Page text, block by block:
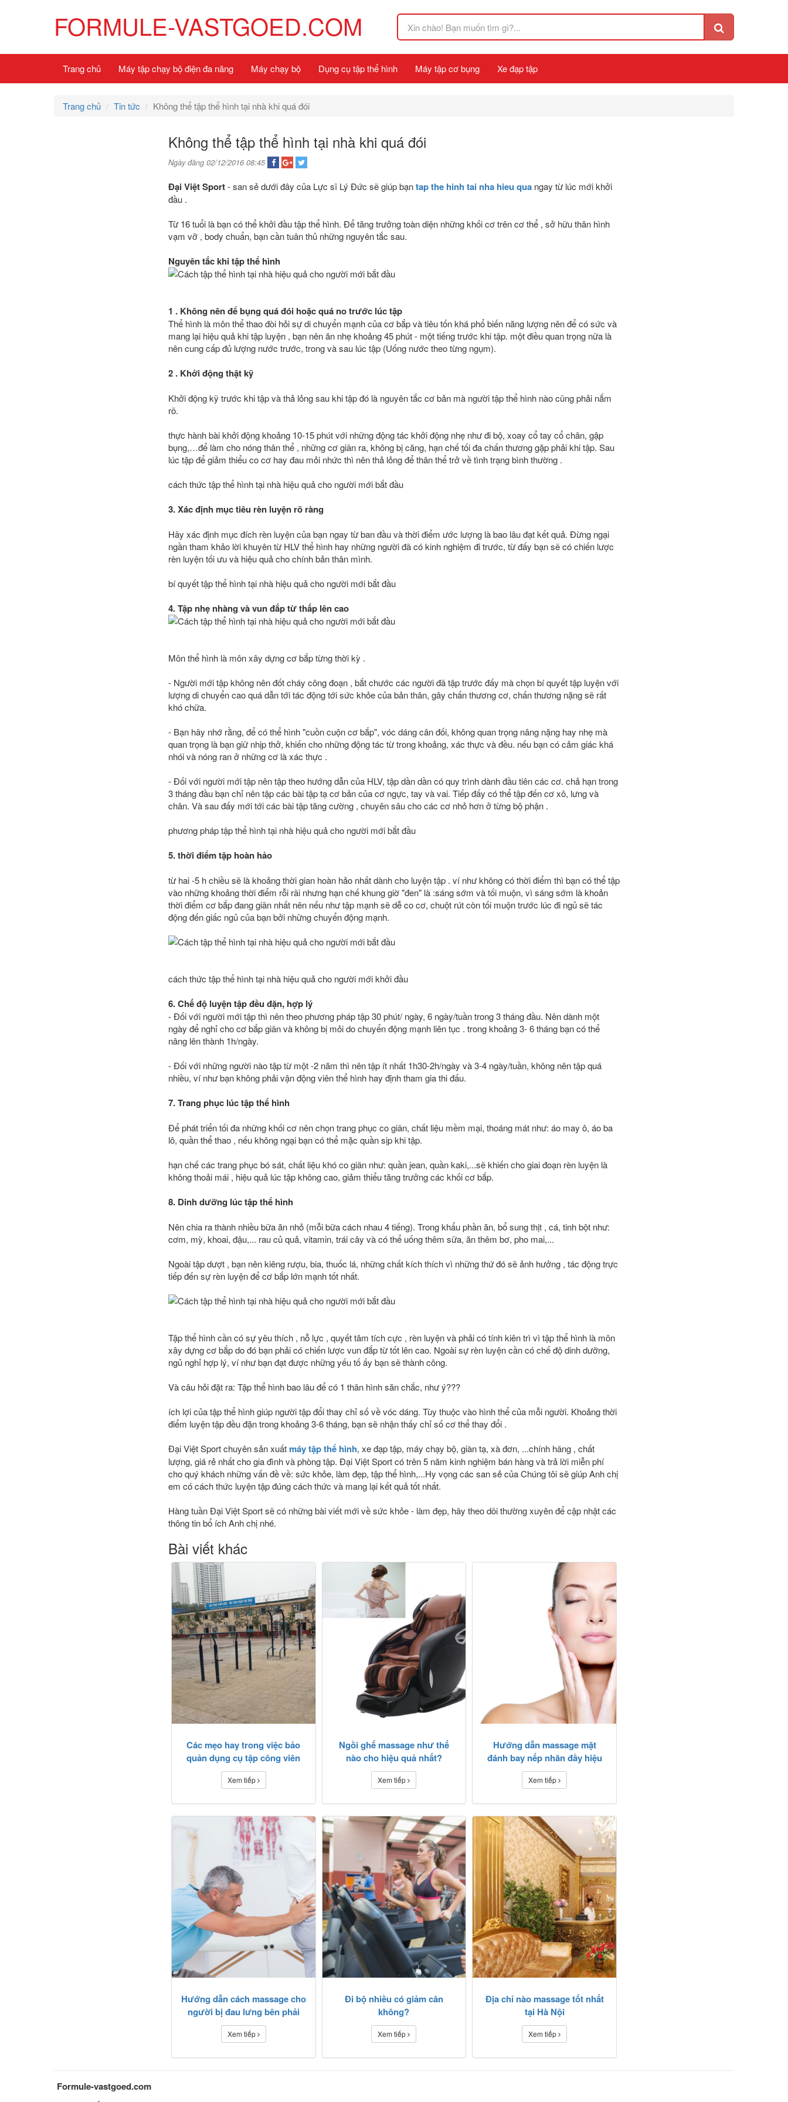
FORMULE-VASTGOED.COM
Trang chủ Máy tập chạy bộ điện đa năng Máy chạy bộ Dụng cụ tập thể hình Máy tập cơ bụng Xe đạp tập
Trang chủ Tin tức Không thể tập thể hình tại nhà khi quá đói
Không thể tập thể hình tại nhà khi quá đói
Ngày đăng 02/12/2016 08:45
Đại Việt Sport- san sẻ dưới đây của Lực sĩ Lý Đức sẽ giúp bạntap the hinh tai nha hieu qua ngay từ lúc mới khởi
đầu .
Từ 16 tuổi là bạn có thể khởi đầu tập thể hình. Để tăng trưởng toàn diện những khối cơ trên cơ thể , sở hữu thân hình
vạm vỡ , body chuẩn, bạn cần tuân thủ những nguyên tắc sau.
Nguyên tắc khi tập thể hình
1 . Không nên để bụng quá đói hoặc quá no trước lúc tập
Thể hình là môn thể thao đòi hỏi sự di chuyển mạnh của cơ bắp và tiêu tốn khá phổ biến năng lượng nên để có sức và
mang lại hiệu quả khi tập luyện , bạn nên ăn nhẹ khoảng 45 phút - một tiếng trước khi tập. một điều quan trọng nữa là
nên cung cấp đủ lượng nước trước, trong và sau lúc tập (Uống nước theo từng ngụm).
2 . Khởi động thật kỹ
Khởi động kỹ trước khi tập và thả lỏng sau khi tập đó là nguyên tắc cơ bản mà người tập thể hình nào cũng phải nắm
rõ.
thực hành bài khởi động khoảng 10-15 phút với những động tác khởi động nhẹ như đi bộ, xoay cổ tay cổ chân, gập
bụng,…để làm cho nóng thân thể , những cơ giãn ra, không bị căng, hạn chế tối đa chấn thương gặp phải khi tập. Sau
lúc tập để giảm thiểu co cơ hay đau mỏi nhức thì nên thả lỏng để thân thể trở về tình trạng bình thường .
cách thức tập thể hình tại nhà hiệu quả cho người mới bắt đầu
3. Xác định mục tiêu rèn luyện rõ ràng
Hãy xác định mục đích rèn luyện của bạn ngay từ ban đầu và thời điểm ước lượng là bao lâu đạt kết quả. Đừng ngại
ngần tham khảo lời khuyên từ HLV thể hình hay những người đã có kinh nghiệm đi trước, từ đấy bạn sẽ có chiến lược
rèn luyện tối ưu và hiệu quả cho chính bản thân mình.
bí quyết tập thể hình tại nhà hiệu quả cho người mới bắt đầu
4. Tập nhẹ nhàng và vun đắp từ thấp lên cao
Môn thể hình là môn xây dựng cơ bắp từng thời kỳ .
- Người mới tập không nên đốt cháy công đoạn , bắt chước các người đã tập trước đấy mà chọn bí quyết tập luyện với
lượng di chuyển cao quá dẫn tới tác động tới sức khỏe của bản thân, gây chấn thương cơ, chấn thương nặng sẽ rất
khó chữa.
- Bạn hãy nhớ rằng, để có thể hình "cuồn cuộn cơ bắp", vóc dáng cân đối, không quan trọng nâng nặng hay nhẹ mà
quan trọng là bạn giữ nhịp thở, khiến cho những động tác từ trong khoảng, xác thực và đều. nếu bạn có cảm giác khá
nhói và nóng ran ở những cơ là xác thực .
- Đối với người mới tập nên tập theo hướng dẫn của HLV, tập dần dần có quy trình dành đầu tiên các cơ. chả hạn trong
3 tháng đầu bạn chỉ nên tập các bài tập tạ cơ bản của cơ ngực, tay và vai. Tiếp đấy có thể tập đến cơ xô, lưng và
chân. Và sau đấy mới tới các bài tập tăng cường , chuyên sâu cho các cơ nhỏ hơn ở từng bộ phận .
phương pháp tập thể hình tại nhà hiệu quả cho người mới bắt đầu
5. thời điểm tập hoàn hảo
từ hai -5 h chiều sẽ là khoảng thời gian hoàn hảo nhất dành cho luyện tập . ví như không có thời điểm thì bạn có thể tập
vào những khoảng thời điểm rỗi rãi nhưng hạn chế khung giờ "đen" là :sáng sớm và tối muộn, vì sáng sớm là khoản
thời điểm cơ bắp đang giãn nhất nên nếu như tập mạnh sẽ dễ co cơ, chuột rút còn tối muộn trước lúc đi ngủ sẽ tác
động đến giấc ngủ của bạn bởi những chuyển động mạnh.
cách thức tập thể hình tại nhà hiệu quả cho người mới khởi đầu
6. Chế độ luyện tập đều đặn, hợp lý
- Đối với người mới tập thì nên theo phương pháp tập 30 phút/ ngày, 6 ngày/tuần trong 3 tháng đầu. Nên dành một
ngày để nghỉ cho cơ bắp giãn và không bị mỏi do chuyển động mạnh liên tục . trong khoảng 3- 6 tháng bạn có thể
nâng lên thành 1h/ngày.
- Đối với những người nào tập từ một -2 năm thì nên tập ít nhất 1h30-2h/ngày và 3-4 ngày/tuần, không nên tập quá
nhiều, ví như bạn không phải vận động viên thể hình hay định tham gia thi đấu.
7. Trang phục lúc tập thể hình
Để phát triển tối đa những khối cơ nên chọn trang phục co giãn, chất liệu mềm mại, thoáng mát như: áo may ô, áo ba
lô, quần thể thao , nếu không ngại bạn có thể mặc quần sịp khi tập.
hạn chế các trang phục bó sát, chất liệu khó co giãn như: quần jean, quần kaki,...sẽ khiến cho giai đoạn rèn luyện là
không thoải mái , hiệu quả lúc tập không cao, giảm thiểu tăng trưởng các khối cơ bắp.
8. Dinh dưỡng lúc tập thể hình
Nên chia ra thành nhiều bữa ăn nhỏ (mỗi bữa cách nhau 4 tiếng). Trong khẩu phần ăn, bổ sung thịt , cá, tinh bột như:
cơm, mỳ, khoai, đậu,... rau củ quả, vitamin, trái cây và có thể uống thêm sữa, ăn thêm bơ, pho mai,...
Ngoài tập dượt , bạn nên kiêng rượu, bia, thuốc lá, những chất kích thích vì những thứ đó sẽ ảnh hưởng , tác động trực
tiếp đến sự rèn luyện để cơ bắp lớn mạnh tốt nhất.
Tập thể hình cần có sự yêu thích , nỗ lực , quyết tâm tích cực , rèn luyện và phải có tính kiên trì vì tập thể hình là môn
xây dựng cơ bắp do đó bạn phải có chiến lược vun đắp từ tốt lên cao. Ngoài sự rèn luyện cần có chế độ dinh dưỡng,
ngủ nghỉ hợp lý, ví như bạn đạt được những yếu tố ấy bạn sẽ thành công.
Và câu hỏi đặt ra: Tập thể hình bao lâu để có 1 thân hình săn chắc, như ý???
ích lợi của tập thể hình giúp người tập đổi thay chỉ số về vóc dáng. Tùy thuộc vào hình thể của mỗi người. Khoảng thời
điểm luyện tập đều đặn trong khoảng 3-6 tháng, bạn sẽ nhận thấy chỉ số cơ thể thay đổi .
Đại Việt Sport chuyên sản xuất máy tập thể hình, xe đạp tập, máy chạy bộ, giàn tạ, xà đơn, ...chính hãng , chất
lượng, giá rẻ nhất cho gia đình và phòng tập. Đại Việt Sport có trên 5 năm kinh nghiệm bán hàng và trả lời miễn phí
cho quý khách những vấn đề về: sức khỏe, làm đẹp, tập thể hình,...Hy vọng các san sẻ của Chúng tôi sẽ giúp Anh chị
em có cách thức luyện tập đúng cách thức và mang lại kết quả tốt nhất.
Hàng tuần Đại Việt Sport sẽ có những bài viết mới về sức khỏe - làm đẹp, hãy theo dõi thường xuyên để cập nhật các
thông tin bổ ích Anh chị nhé.
Bài viết khác
Các mẹo hay trong việc bảo
quản dụng cụ tập công viên
Xem tiếp
Ngồi ghế massage như thế
nào cho hiệu quả nhất?
Xem tiếp
Hướng dẫn massage mặt
đánh bay nếp nhăn đầy hiệu
quả
Xem tiếp
Hướng dẫn cách massage cho
người bị đau lưng bên phải
Xem tiếp
Đi bộ nhiều có giảm cân
không?
Xem tiếp
Địa chỉ nào massage tốt nhất
tại Hà Nội
Xem tiếp
Formule-vastgoed.com